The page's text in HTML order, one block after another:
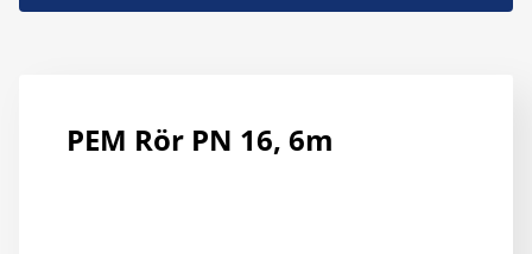
PEM Rör PN 16, 6m